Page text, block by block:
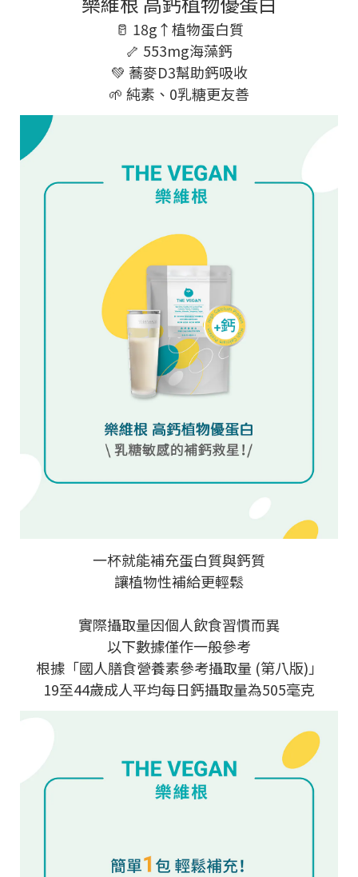
🥛 18g↑植物蛋白質
🦴 553mg海藻鈣
💚 蕎麥D3幫助鈣吸收
🌱 純素、0乳糖更友善
一杯就能補充蛋白質與鈣質
讓植物性補給更輕鬆
實際攝取量因個人飲食習慣而異
以下數據僅作一般參考
根據「國人膳食營養素參考攝取量 (第八版) 」
19至44歲成人平均每日鈣攝取量為505毫克